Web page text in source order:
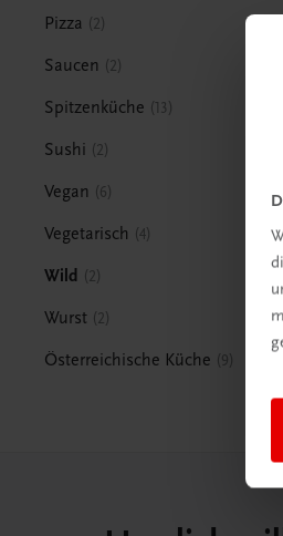
Pizza 2
Saucen 2
Spitzenküche 13
Sushi 2
Vegan 6
Vegetarisch 4
Wild 2
Wurst 2
Österreichische Küche 9